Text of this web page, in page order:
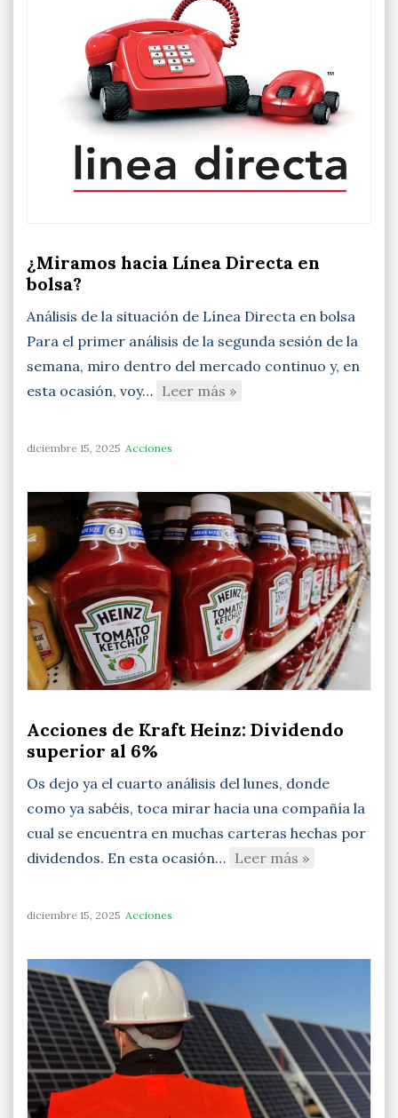
¿Miramos hacia Línea Directa en
bolsa?
Análisis de la situación de Línea Directa en bolsa
Para el primer análisis de la segunda sesión de la
semana, miro dentro del mercado continuo y, en
esta ocasión, voy… Leer más »
diciembre 15, 2025 Acciones
Acciones de Kraft Heinz: Dividendo
superior al 6%
Os dejo ya el cuarto análisis del lunes, donde
como ya sabéis, toca mirar hacia una compañía la
cual se encuentra en muchas carteras hechas por
dividendos. En esta ocasión… Leer más »
diciembre 15, 2025 Acciones